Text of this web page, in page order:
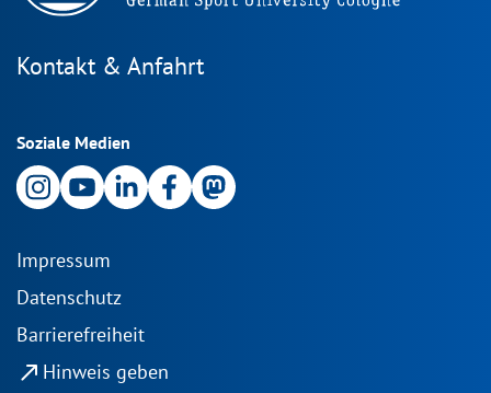
Kontakt & Anfahrt
Soziale Medien
Impressum
Datenschutz
Barrierefreiheit
north_east Hinweis geben